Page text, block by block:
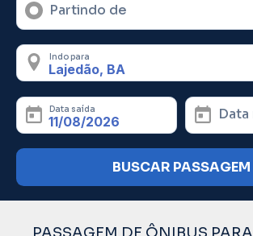
Partindo de
Indo para
Data saída
BUSCAR PASSAGEM
PASSAGEM DE ÔNIBUS